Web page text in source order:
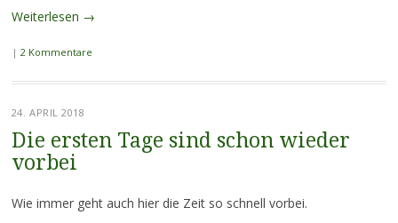
Weiterlesen →
| 2 Kommentare
24. APRIL 2018
Die ersten Tage sind schon wieder
vorbei
Wie immer geht auch hier die Zeit so schnell vorbei.